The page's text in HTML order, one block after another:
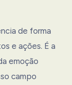
de forma
e ações. É a
emoção
campo